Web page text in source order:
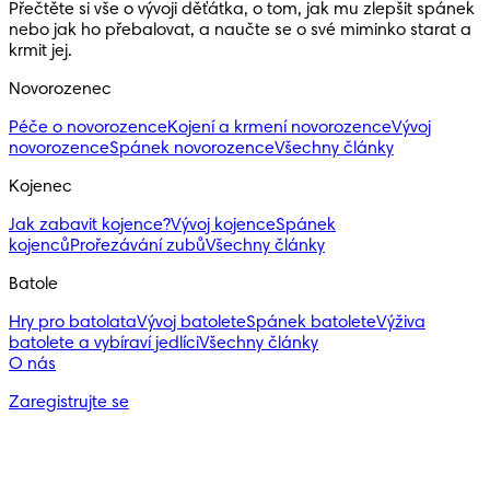
Přečtěte si vše o vývoji děťátka, o tom, jak mu zlepšit spánek
nebo jak ho přebalovat, a naučte se o své miminko starat a
krmit jej.
Novorozenec
Péče o novorozenceKojení a krmení novorozenceVývoj
novorozenceSpánek novorozenceVšechny články
Kojenec
Jak zabavit kojence?Vývoj kojenceSpánek
kojencůProřezávání zubůVšechny články
Batole
Hry pro batolataVývoj batoleteSpánek batoleteVýživa
batolete a vybíraví jedlíciVšechny články
O nás
Zaregistrujte se